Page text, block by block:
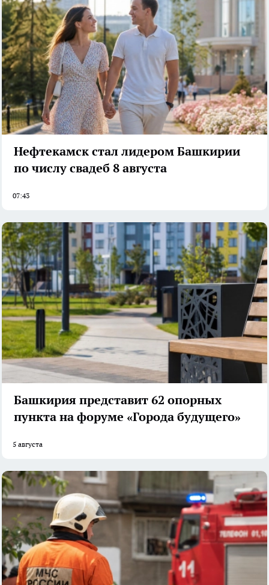
Нефтекамск стал лидером Башкирии
по числу свадеб 8 августа
07:43
Башкирия представит 62 опорных
пункта на форуме «Города будущего»
5 августа